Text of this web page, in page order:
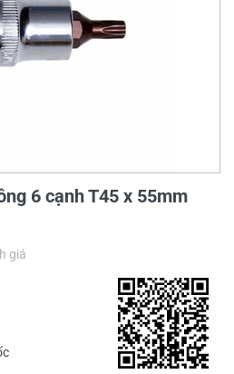
6 cạnh T45 x 55mm
giá